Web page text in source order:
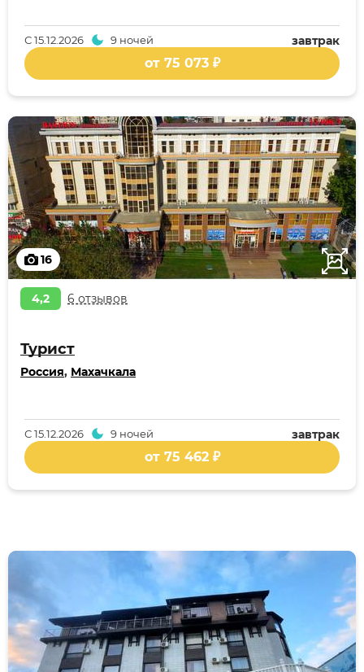
завтрак
С15.12.2026 9 ночей
от 75 073 ₽
16
4,2 6 отзывов
Турист
Россия, Махачкала
завтрак
С15.12.2026 9 ночей
от 75 462 ₽